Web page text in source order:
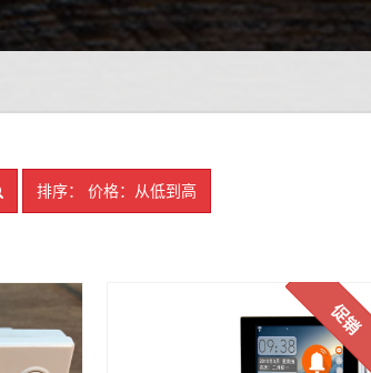
排序： 价格：从低到高
促销